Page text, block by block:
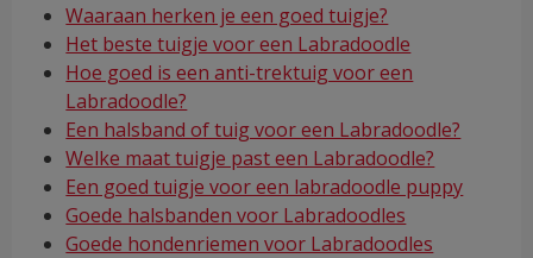
Waaraan herken je een goed tuigje?
Het beste tuigje voor een Labradoodle
Hoe goed is een anti-trektuig voor een
Labradoodle?
Een halsband of tuig voor een Labradoodle?
Welke maat tuigje past een Labradoodle?
Een goed tuigje voor een labradoodle puppy
Goede halsbanden voor Labradoodles
Goede hondenriemen voor Labradoodles